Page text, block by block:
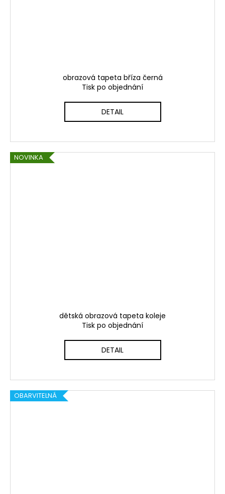
obrazová tapeta bříza černá
Tisk po objednání
DETAIL
NOVINKA
dětská obrazová tapeta koleje
Tisk po objednání
DETAIL
OBARVITELNÁ